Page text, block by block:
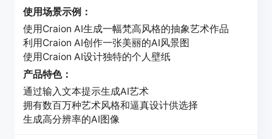
使用场景示例：
使用Craion AI生成一幅梵高风格的抽象艺术作品
利用Craion AI创作一张美丽的AI风景图
使用Craion AI设计独特的个人壁纸
产品特色：
通过输入文本提示生成AI艺术
拥有数百万种艺术风格和逼真设计供选择
生成高分辨率的AI图像